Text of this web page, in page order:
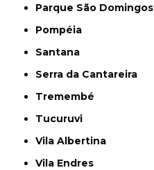
Parque São Domingos
Pompéia
Santana
Serra da Cantareira
Tremembé
Tucuruvi
Vila Albertina
Vila Endres